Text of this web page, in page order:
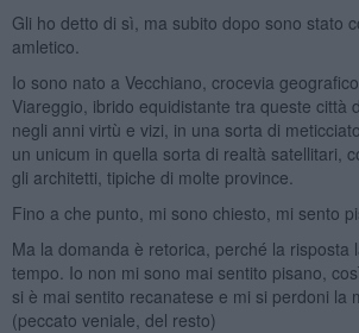
Gli ho detto di sì, ma subito dopo sono stato
amletico.
Io sono nato a Vecchiano, crocevia
Viareggio, ibrido equidistante tra queste città
negli anni virtù e vizi, in una sorta di
un unicum in quella sorta di realtà satellitari,
gli architetti, tipiche di molte province.
Fino a che punto, mi sono chiesto, mi sento
Ma la domanda è retorica, perché la risposta
tempo. Io non mi sono mai sentito pisano,
si è mai sentito recanatese e mi si perdoni la
(peccato veniale, del resto)